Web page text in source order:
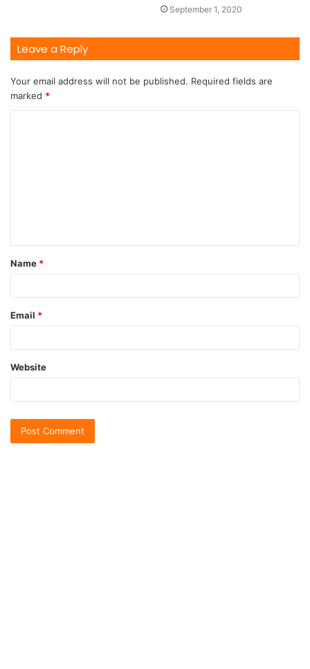
September 1, 2020
Leave a Reply
Your email address will not be published. Required fields are
marked *
Name *
Email *
Website